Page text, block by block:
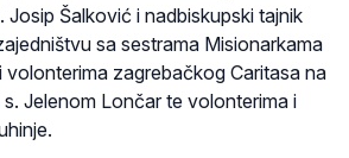
Josip Šalković i nadbiskupski tajnik
sa sestrama Misionarkama
volonterima zagrebačkog Caritasa na
Jelenom Lončar te volonterima i